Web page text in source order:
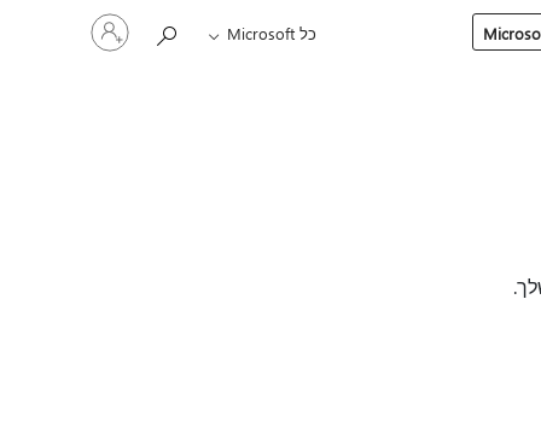
כל Microsoft
היכנס
לחשבון
שלך